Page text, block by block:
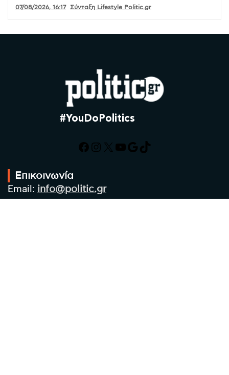
07/08/2026, 16:17 Σύνταξη Lifestyle Politic.gr
#YouDoPolitics
Facebook
Instagram
X YouTube
Google
TikTok
Επικοινωνία
Email: info@politic.gr
Τηλ: